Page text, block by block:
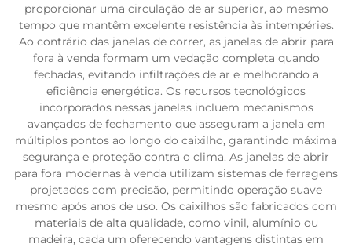
Contacte-nos
proporcionar uma circulação de ar superior, ao mesmo
tempo que mantêm excelente resistência às intempéries.
Ao contrário das janelas de correr, as janelas de abrir para
fora à venda formam um vedação completa quando
fechadas, evitando infiltrações de ar e melhorando a
eficiência energética. Os recursos tecnológicos
incorporados nessas janelas incluem mecanismos
avançados de fechamento que asseguram a janela em
múltiplos pontos ao longo do caixilho, garantindo máxima
segurança e proteção contra o clima. As janelas de abrir
para fora modernas à venda utilizam sistemas de ferragens
projetados com precisão, permitindo operação suave
mesmo após anos de uso. Os caixilhos são fabricados com
materiais de alta qualidade, como vinil, alumínio ou
madeira, cada um oferecendo vantagens distintas em